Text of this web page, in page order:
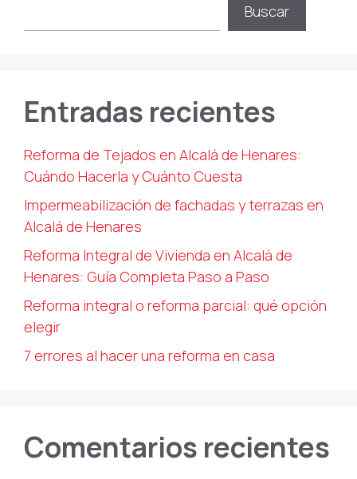
Buscar
Entradas recientes
Reforma de Tejados en Alcalá de Henares:
Cuándo Hacerla y Cuánto Cuesta
Impermeabilización de fachadas y terrazas en
Alcalá de Henares
Reforma Integral de Vivienda en Alcalá de
Henares: Guía Completa Paso a Paso
Reforma integral o reforma parcial: qué opción
elegir
7 errores al hacer una reforma en casa
Comentarios recientes